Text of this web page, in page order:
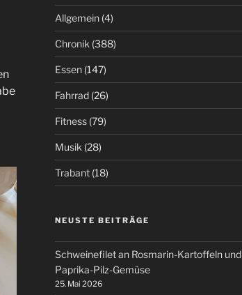
Allgemein(4)
Chronik (388)
Essen(147)
Fahrrad(26)
Fitness(79)
Musik (28)
Trabant(18)
NEUSTE BEITRÄGE
Schweinefilet an Rosmarin-Kartoffeln und
Paprika-Pilz-Gemüse
25. Mai 2026